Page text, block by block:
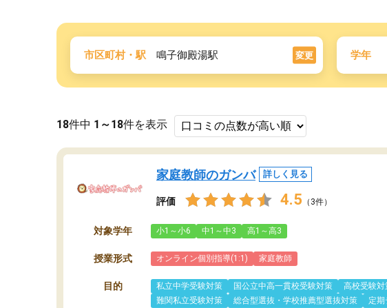
市区町村・駅 鳴子御殿湯駅 変更 学年
18件中 1～18件を表示
家庭教師のガンバ 詳しく見る
評価 4.5 （3件）
対象学年 小1～小6 中1～中3 高1～高3
授業形式 オンライン個別指導(1:1) 家庭教師
目的 私立中学受験対策 国公立中高一貫校受験対策 高校受験対
難関私立受験対策
総合型選抜・学校推薦型選抜対策 定